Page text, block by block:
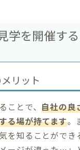
学を開催す
リット
ことで、自社の良
る場が持てます。
を知ることができ